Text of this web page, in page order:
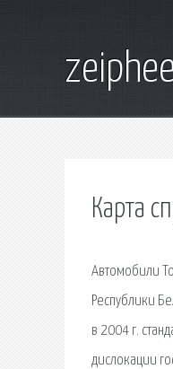
Карта
Автомобили
Республики
в 2004 г.
дислокации